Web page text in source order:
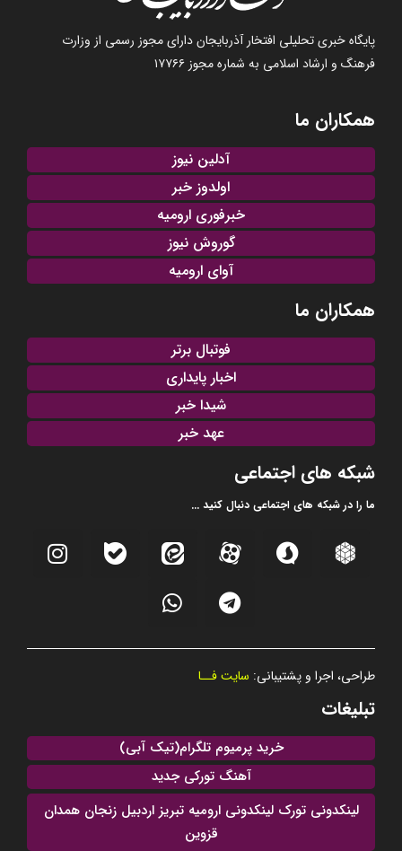
پایگاه خبری تحلیلی افتخار آذربایجان دارای مجوز رسمی از وزارت
فرهنگ و ارشاد اسلامی به شماره مجوز ۱۷۷۶۶
همکاران ما
آدلین نیوز
اولدوز خبر
خبرفوری ارومیه
گوروش نیوز
آوای ارومیه
همکاران ما
فوتبال برتر
اخبار پایداری
شیدا خبر
عهد خبر
شبکه های اجتماعی
ما را در شبکه های اجتماعی دنبال کنید ...
طراحی، اجرا و پشتیبانی: سایت فــا
تبلیغات
خرید پرمیوم تلگرام(تیک آبی)
آهنگ تورکی جدید
لینکدونی تورک لینکدونی ارومیه تبریز اردبیل زنجان همدان
قزوین